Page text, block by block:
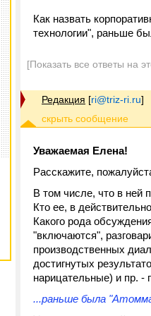
Как назвать
технологии", раньше
[Показать все ответы на
Редакция [ri@triz-ri.ru]
Уважаемая Елена!
Расскажите,
В том числе, что в ней
Кто ее, в
Какого рода
"включаются",
производственных
достигнутых
нарицательные) и пр. -
...раньше была